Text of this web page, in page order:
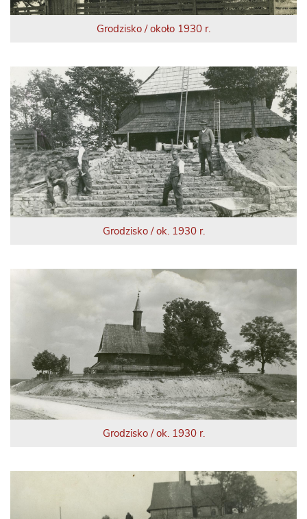
Grodzisko / około 1930 r.
Grodzisko / ok. 1930 r.
Grodzisko / ok. 1930 r.